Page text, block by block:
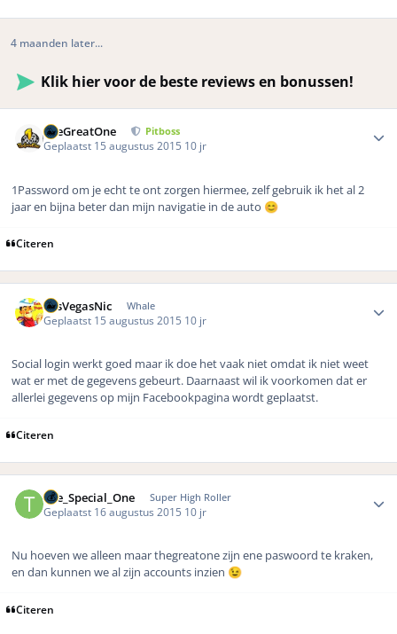
4 maanden later...
Klik hier voor de beste reviews en bonussen!
TheGreatOne Pitboss
Geplaatst 15 augustus 2015 10 jr
1Password om je echt te ont zorgen hiermee, zelf gebruik ik het al 2
jaar en bijna beter dan mijn navigatie in de auto 😊
Citeren
LasVegasNic Whale
Geplaatst 15 augustus 2015 10 jr
Social login werkt goed maar ik doe het vaak niet omdat ik niet weet
wat er met de gegevens gebeurt. Daarnaast wil ik voorkomen dat er
allerlei gegevens op mijn Facebookpagina wordt geplaatst.
Citeren
The_Special_One Super High Roller
Geplaatst 16 augustus 2015 10 jr
Nu hoeven we alleen maar thegreatone zijn ene paswoord te kraken,
en dan kunnen we al zijn accounts inzien 😉
Citeren